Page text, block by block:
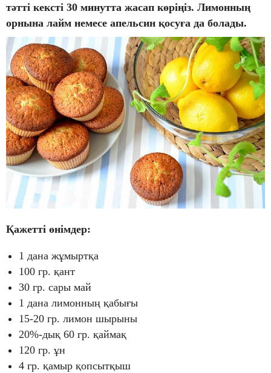
тәтті кексті 30 минутта жасап көріңіз. Лимонның
орнына лайм немесе апельсин қосуға да болады.
Қажетті өнімдер:
1 дана жұмыртқа
100 гр. қант
30 гр. сары май
1 дана лимонның қабығы
15-20 гр. лимон шырыны
20%-дық 60 гр. қаймақ
120 гр. ұн
4 гр. қамыр қопсытқыш